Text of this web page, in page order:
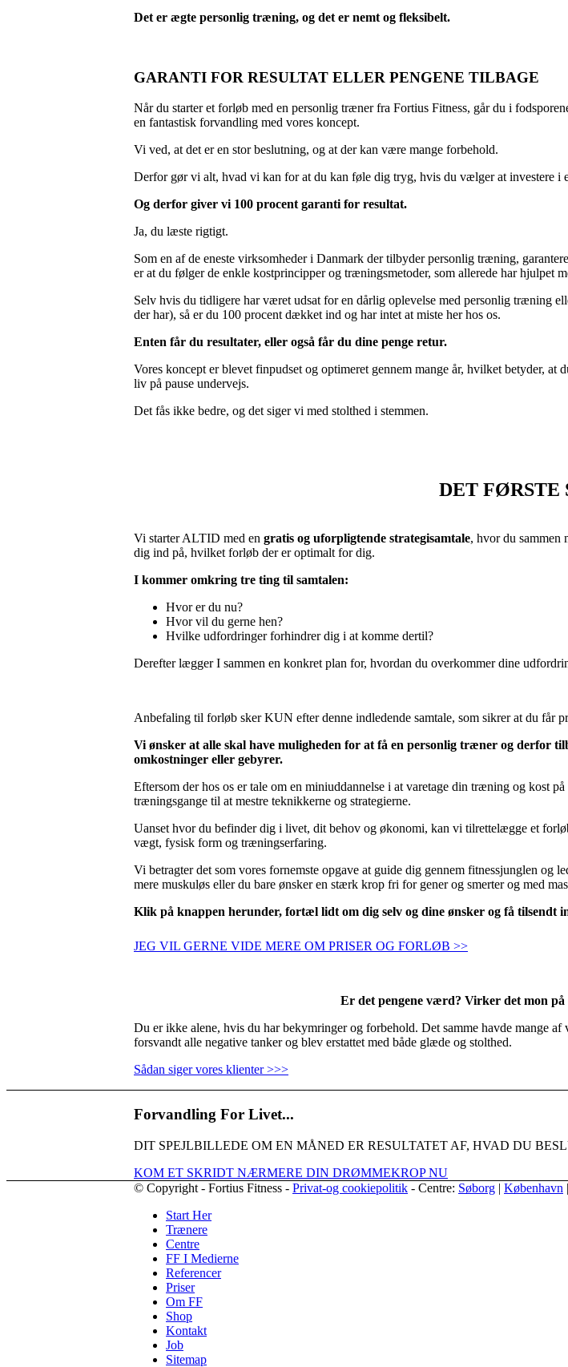
Det er ægte personlig træning, og det er nemt og fleksibelt.
GARANTI FOR RESULTAT ELLER PENGENE TILBAGE
Når du starter et forløb med en personlig træner fra Fortius Fitness, går du i
en fantastisk forvandling med vores koncept.
Vi ved, at det er en stor beslutning, og at der kan være mange forbehold.
Derfor gør vi alt, hvad vi kan for at du kan føle dig tryg, hvis du vælger at investere i
Og derfor giver vi 100 procent garanti for resultat.
Ja, du læste rigtigt.
Som en af de eneste virksomheder i Danmark der tilbyder personlig træning,
er at du følger de enkle kostprincipper og træningsmetoder, som allerede har hjulpet
Selv hvis du tidligere har været udsat for en dårlig oplevelse med personlig træning
der har), så er du 100 procent dækket ind og har intet at miste her hos os.
Enten får du resultater, eller også får du dine penge retur.
Vores koncept er blevet finpudset og optimeret gennem mange år, hvilket betyder,
liv på pause undervejs.
Det fås ikke bedre, og det siger vi med stolthed i stemmen.
DET FØRSTE
Vi starter ALTID med en gratis og uforpligtende strategisamtale, hvor du sammen
dig ind på, hvilket forløb der er optimalt for dig.
I kommer omkring tre ting til samtalen:
Hvor er du nu?
Hvor vil du gerne hen?
Hvilke udfordringer forhindrer dig i at komme dertil?
Derefter lægger I sammen en konkret plan for, hvordan du overkommer dine
Anbefaling til forløb sker KUN efter denne indledende samtale, som sikrer at du får
Vi ønsker at alle skal have muligheden for at få en personlig træner og derfor
omkostninger eller gebyrer.
Eftersom der hos os er tale om en miniuddannelse i at varetage din træning og kost
træningsgange til at mestre teknikkerne og strategierne.
Uanset hvor du befinder dig i livet, dit behov og økonomi, kan vi tilrettelægge et
vægt, fysisk form og træningserfaring.
Vi betragter det som vores fornemste opgave at guide dig gennem fitnessjunglen og
mere muskuløs eller du bare ønsker en stærk krop fri for gener og smerter og med
Klik på knappen herunder, fortæl lidt om dig selv og dine ønsker og få tilsendt
JEG VIL GERNE VIDE MERE OM PRISER OG FORLØB >>
Er det pengene værd? Virker det mon
Du er ikke alene, hvis du har bekymringer og forbehold. Det samme havde mange
forsvandt alle negative tanker og blev erstattet med både glæde og stolthed.
Sådan siger vores klienter >>>
Forvandling For Livet...
DIT SPEJLBILLEDE OM EN MÅNED ER RESULTATET AF, HVAD DU
KOM ET SKRIDT NÆRMERE DIN DRØMMEKROP NU
© Copyright - Fortius Fitness - Privat-og cookiepolitik - Centre: Søborg | København |
Start Her
Trænere
Centre
FF I Medierne
Referencer
Priser
Om FF
Shop
Kontakt
Job
Sitemap